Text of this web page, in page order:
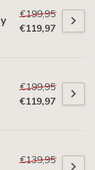
€199,95
€119,97
€199,95
€119,97
€139,95